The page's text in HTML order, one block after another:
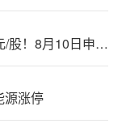
宇树科技：发行价150.80元/股！8月10日申购，DeepSeek参与战略配售
源涨停